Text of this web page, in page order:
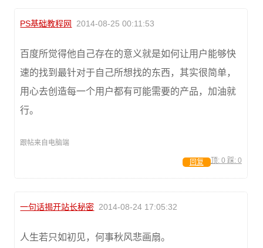
PS基础教程网 2014-08-25 00:11:53
百度所觉得他自己存在的意义就是如何让用户能够快
速的找到最针对于自己所想找的东西，其实很简单，
用心去创造每一个用户都有可能需要的产品，加油就
行。
跟帖来自电脑端
顶: 0 踩: 0
回复
一句话揭开站长秘密 2014-08-24 17:05:32
人生若只如初见，何事秋风悲画扇。